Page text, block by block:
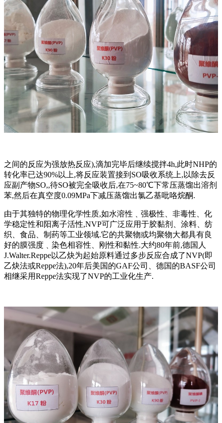
之间的反应为强放热反应),滴加完毕后继续搅拌4h,此时NHP的
转化率已达90%以上,将反应装置接到SO吸收系统上,以除去反
应副产物SO,,待SO被完全吸收后,在75~80℃下常压蒸馏出溶剂
苯,然后在真空度0.09MPa下减压蒸馏出氯乙基吡咯烷酮.
由于其独特的物理化学性质,如水溶性﹑强极性、非毒性、化
学稳定性和阳离子活性,NVP可广泛应用于胶黏剂、涂料、纺
织、食品、制药等工业领域.它的共聚物或均聚物大都具有良
好的膜强度﹑染色相容性、刚性和黏性.大约80年前,德国人
J.Walter.Reppe以乙炔为起始原料通过多步反应合成了NVP(即
乙炔法或Reppe法),20年后美国的GAF公司、德国的BASF公司
相继采用Reppe法实现了NVP的工业化生产.